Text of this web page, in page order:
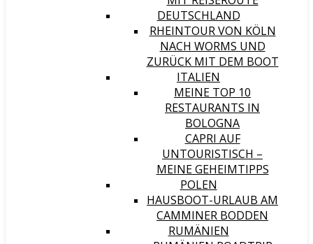
DEUTSCHLAND
RHEINTOUR VON KÖLN
NACH WORMS UND
ZURÜCK MIT DEM BOOT
ITALIEN
MEINE TOP 10
RESTAURANTS IN
BOLOGNA
CAPRI AUF
UNTOURISTISCH –
MEINE GEHEIMTIPPS
POLEN
HAUSBOOT-URLAUB AM
CAMMINER BODDEN
RUMÄNIEN